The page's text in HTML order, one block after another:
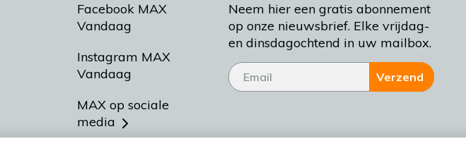
Facebook MAX
Vandaag
Instagram MAX
Vandaag
MAX op sociale
media
Neem hier een gratis abonnement
op onze nieuwsbrief. Elke vrijdag-
en dinsdagochtend in uw mailbox.
Verzend